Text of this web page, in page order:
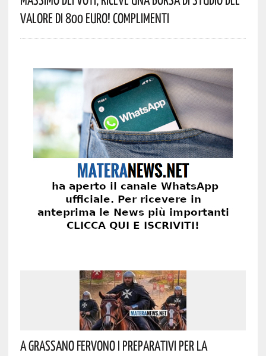
Valore Di 800 Euro! Complimenti
A Grassano Fervono I Preparativi Per La